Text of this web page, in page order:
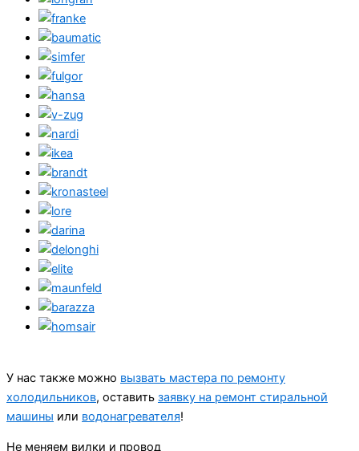
У нас также можно вызвать мастера по ремонту
холодильников, оставить заявку на ремонт стиральной
машины или водонагревателя!
Не меняем вилки и провод